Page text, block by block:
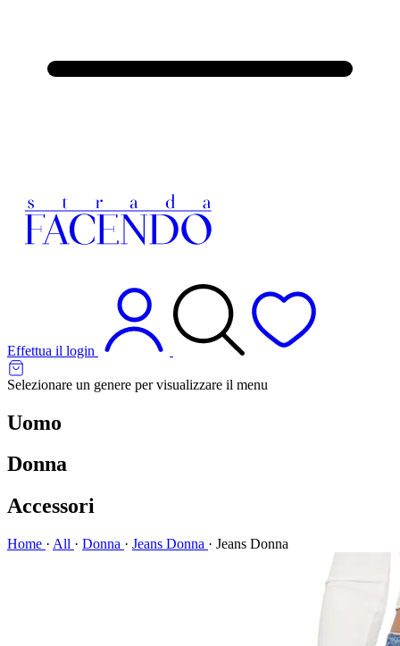
Effettua il login
Selezionare un genere per visualizzare il menu
Uomo
Donna
Accessori
Home · All · Donna · Jeans Donna · Jeans Donna